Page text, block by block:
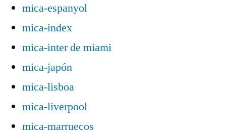
mica-espanyol
mica-index
mica-inter de miami
mica-japón
mica-lisboa
mica-liverpool
mica-marruecos